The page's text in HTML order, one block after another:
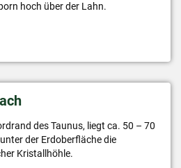
hoch über der Lahn.
des Taunus, liegt ca. 50 – 70
der Erdoberfläche die
Kristallhöhle.